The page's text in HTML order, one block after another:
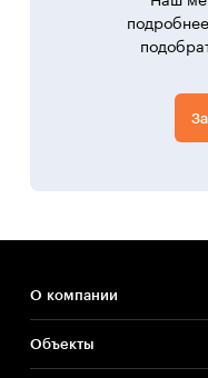
О компании
Объекты